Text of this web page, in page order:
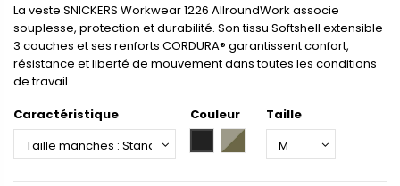
La veste SNICKERS Workwear 1226 AllroundWork associe
souplesse, protection et durabilité. Son tissu Softshell extensible
3 couches et ses renforts CORDURA® garantissent confort,
résistance et liberté de mouvement dans toutes les conditions
de travail.
Caractéristique
Couleur
BlackKhaki Green/Dark Khaki
Taille